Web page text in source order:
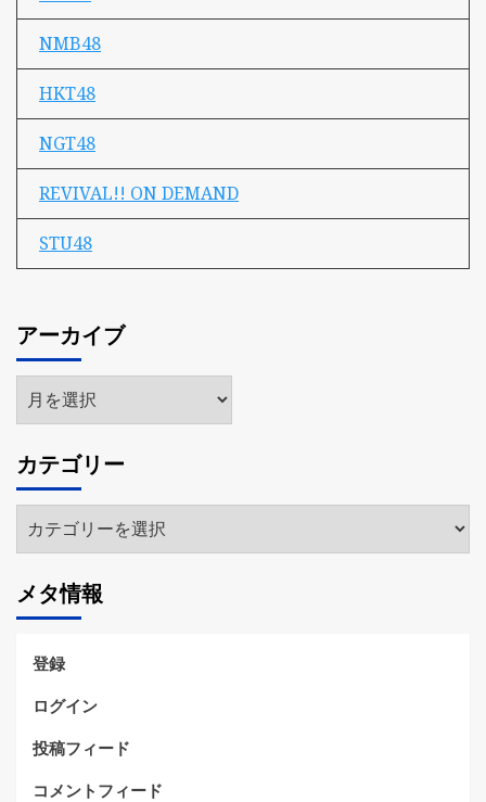
NMB48
HKT48
NGT48
REVIVAL!! ON DEMAND
STU48
アーカイブ
ア
ー
イ
ブ
カテゴリー
テ
リ
ー
メタ情報
登録
ログイン
投稿フィード
コメントフィード